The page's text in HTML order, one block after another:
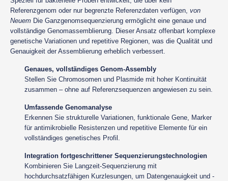
Referenzgenom oder nur begrenzte Referenzdaten verfügen, von
Neuem Die Ganzgenomsequenzierung ermöglicht eine genaue und
vollständige Genomassemblierung. Dieser Ansatz offenbart komplexe
genetische Variationen und repetitive Regionen, was die Qualität und
Genauigkeit der Assemblierung erheblich verbessert.
Genaues, vollständiges Genom-Assembly
Stellen Sie Chromosomen und Plasmide mit hoher Kontinuität
zusammen – ohne auf Referenzsequenzen angewiesen zu sein.
Umfassende Genomanalyse
Erkennen Sie strukturelle Variationen, funktionale Gene, Marker
für antimikrobielle Resistenzen und repetitive Elemente für ein
vollständiges genetisches Profil.
Integration fortgeschrittener Sequenzierungstechnologien
Kombinieren Sie Langzeit-Sequenzierung mit
hochdurchsatzfähigen Kurzlesungen, um Datengenauigkeit und -